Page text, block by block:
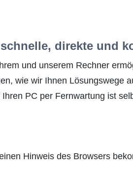
direkte und
und unserem Rechner
wie wir Ihnen Lösungswege
PC per Fernwartung ist
Hinweis des Browsers